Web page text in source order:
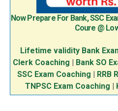
Now Prepare For Bank, SSC
Coure @
Lifetime validity Bank
Clerk Coaching
Bank SO
SSC Exam Coaching
RRB
TNPSC Exam Coaching